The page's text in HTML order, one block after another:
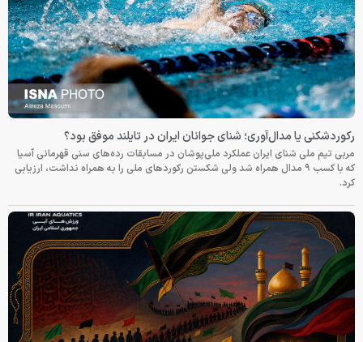
رکوردشکنی یا مدال‌آوری؛ شنای جوانان ایران در تایلند موفق بود؟
مربی تیم ملی شنای ایران عملکرد ملی‌پوشان در مسابقات رده‌های سنی قهرمانی آسیا
که با کسب ۹ مدال همراه شد ولی شکستن رکوردهای ملی را به همراه نداشت، ارزیابی
کرد.